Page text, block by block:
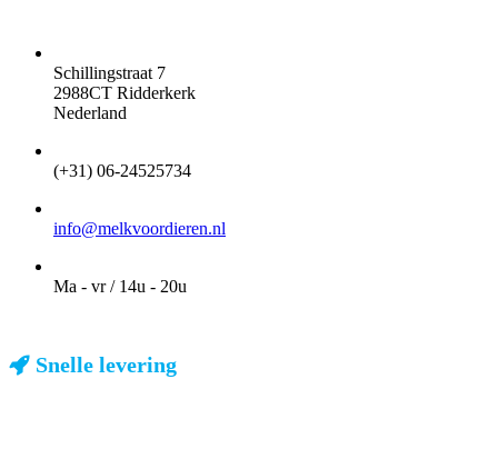
Schillingstraat 7
2988CT Ridderkerk
Nederland
(+31) 06-24525734
info@melkvoordieren.nl
Ma - vr / 14u - 20u
Snelle levering